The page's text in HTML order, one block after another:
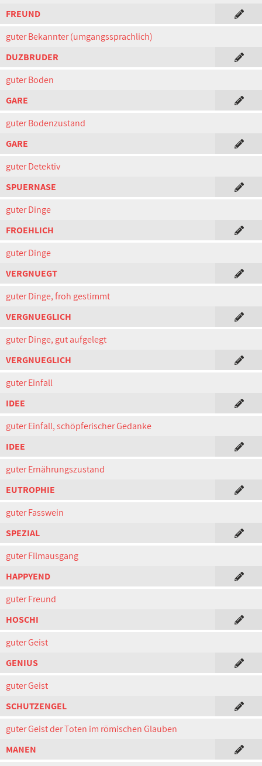
FREUND
guter Bekannter (umgangssprachlich)
DUZBRUDER
guter Boden
GARE
guter Bodenzustand
GARE
guter Detektiv
SPUERNASE
guter Dinge
FROEHLICH
guter Dinge
VERGNUEGT
guter Dinge, froh gestimmt
VERGNUEGLICH
guter Dinge, gut aufgelegt
VERGNUEGLICH
guter Einfall
IDEE
guter Einfall, schöpferischer Gedanke
IDEE
guter Ernährungszustand
EUTROPHIE
guter Fasswein
SPEZIAL
guter Filmausgang
HAPPYEND
guter Freund
HOSCHI
guter Geist
GENIUS
guter Geist
SCHUTZENGEL
guter Geist der Toten im römischen Glauben
MANEN